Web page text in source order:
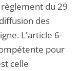
du 29
des
L'article 6-
pour
celle